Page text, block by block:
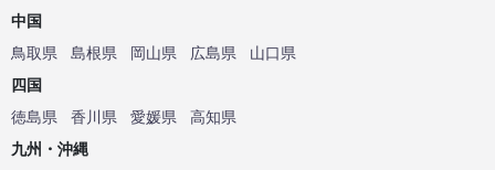
中国
鳥取県
島根県 岡山県 広島県
山口県
四国
徳島県
香川県 愛媛県
高知県
九州・沖縄